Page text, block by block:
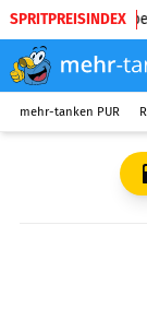
SPRITPREISINDEX
Diesel
mehr-tanken PUR